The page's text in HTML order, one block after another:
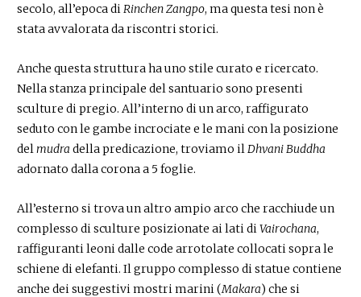
secolo, all’epoca diRinchen Zangpo, ma questa tesi non è
stata avvalorata da riscontri storici.
Anche questa struttura ha uno stile curato e ricercato.
Nella stanza principale del santuario sono presenti
sculture di pregio. All’interno di un arco, raffigurato
seduto con le gambe incrociate e le mani con la posizione
delmudra della predicazione, troviamo ilDhvani Buddha
adornato dalla corona a 5 foglie.
All’esterno si trova un altro ampio arco che racchiude un
complesso di sculture posizionate ai lati diVairochana,
raffiguranti leoni dalle code arrotolate collocati sopra le
schiene di elefanti. Il gruppo complesso di statue contiene
anche dei suggestivi mostri marini (Makara) che si